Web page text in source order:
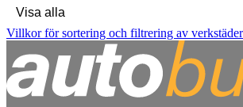
Villkor för sortering och filtrering av